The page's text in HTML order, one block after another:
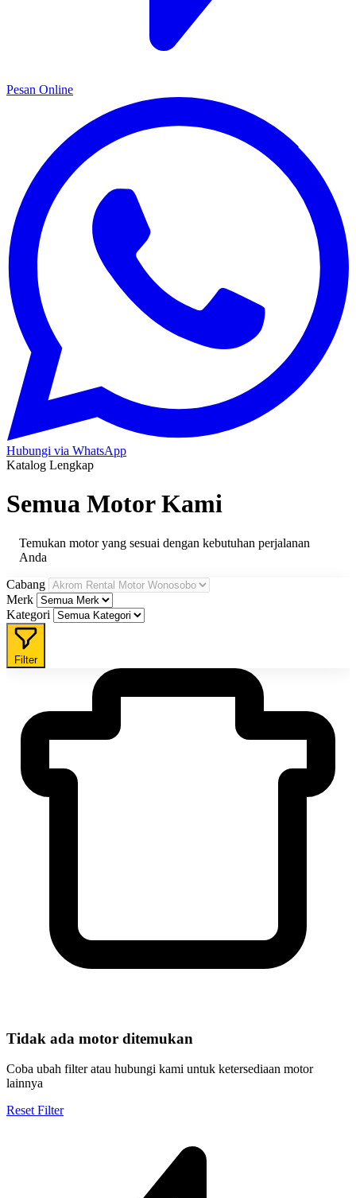
Pesan Online
Hubungi via WhatsApp
Katalog Lengkap
Semua MotorKami
Temukan motor yang sesuai dengan kebutuhan perjalanan
Anda
Cabang
Merk
Kategori
Filter
Tidak ada motor ditemukan
Coba ubah filter atau hubungi kami untuk ketersediaan motor
lainnya
Reset Filter